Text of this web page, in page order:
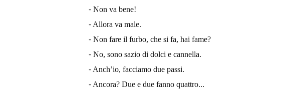
⁃ Non va bene!
⁃ Allora va male.
⁃ Non fare il furbo, che si fa, hai fame?
⁃ No, sono sazio di dolci e cannella.
⁃ Anch’io, facciamo due passi.
⁃ Ancora? Due e due fanno quattro...